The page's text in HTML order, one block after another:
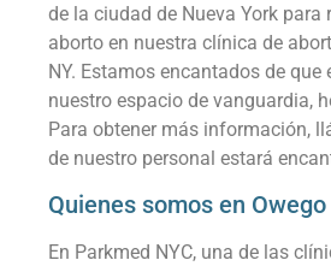
de la ciudad de Nueva York para
aborto en nuestra clínica de
NY. Estamos encantados de que
nuestro espacio de vanguardia,
Para obtener más información,
de nuestro personal estará
Quienes somos en Owego
En Parkmed NYC, una de las